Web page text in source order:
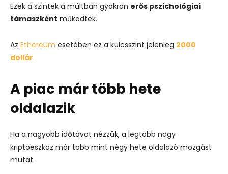
Ezek a szintek a múltban gyakran erős pszichológiai
támaszként működtek.
Az Ethereum esetében ez a kulcsszint jelenleg 2000
dollár.
A piac már több hete
oldalazik
Ha a nagyobb időtávot nézzük, a legtöbb nagy
kriptoeszköz már több mint négy hete oldalazó mozgást
mutat.